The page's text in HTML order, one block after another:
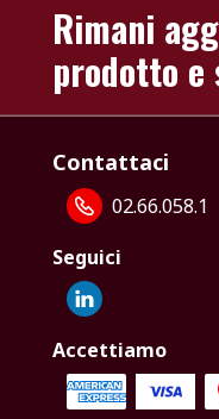
Rimani
prodotto
Contattaci
02.66.058.1
Seguici
Accettiamo